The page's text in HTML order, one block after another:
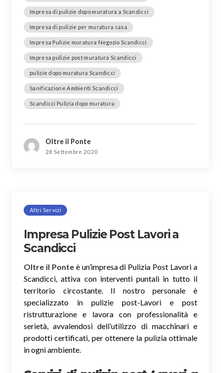
Impresa di pulizie dopo muratura a Scandicci
Impresa di pulizie per muratura casa
Impresa Pulizie muratura Negozio Scandicci
Impresa pulizie post muratura Scandicci
pulizie dopo muratura Scandicci
Sanificazione Ambienti Scandicci
Scandicci Pulizia dopo muratura
Oltre il Ponte
28 Settembre 2020
Altri Servizi
Impresa Pulizie Post Lavori a
Scandicci
Oltre il Ponteè un’impresa di Pulizia Post Lavori a
Scandicci, attiva con interventi puntali in tutto il
territorio circostante. Il nostro personale è
specializzato in pulizie post-Lavori e post
ristrutturazione e lavora con professionalità e
serietà, avvalendosi dell’utilizzo di macchinari e
prodotti certificati, per ottenere la pulizia ottimale
in ogni ambiente.